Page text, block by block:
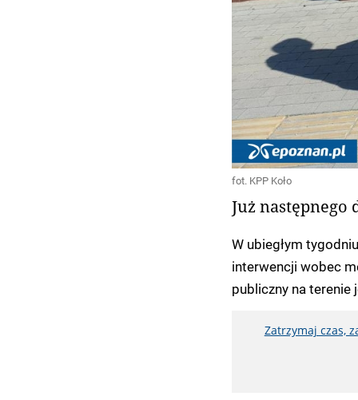
fot. KPP Koło
Już następnego
W ubiegłym
interwencji wobec
publiczny na
Zatrzymaj czas,